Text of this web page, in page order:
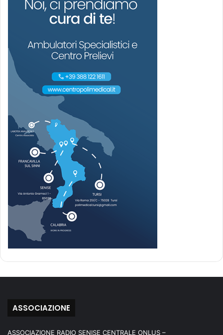
ASSOCIAZIONE
ASSOCIAZIONE RADIO SENISE CENTRALE ONLUS –